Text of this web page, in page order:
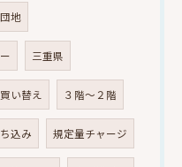
団地
三重県
買い替え ３階～２階
込み 規定量チャージ